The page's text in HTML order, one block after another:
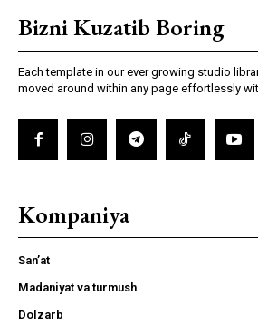
Bizni Kuzatib Boring
Each template in our ever growing studio
moved around within any page effortlessly
Kompaniya
San’at
Madaniyat va turmush
Dolzarb